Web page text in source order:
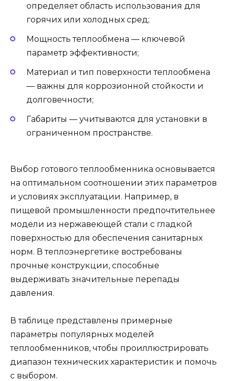
определяет область использования для
горячих или холодных сред;
Мощность теплообмена — ключевой
параметр эффективности;
Материал и тип поверхности теплообмена
— важны для коррозионной стойкости и
долговечности;
Габариты — учитываются для установки в
ограниченном пространстве.
Выбор готового теплообменника основывается
на оптимальном соотношении этих параметров
и условиях эксплуатации. Например, в
пищевой промышленности предпочтительнее
модели из нержавеющей стали с гладкой
поверхностью для обеспечения санитарных
норм. В теплоэнергетике востребованы
прочные конструкции, способные
выдерживать значительные перепады
давления.
В таблице представлены примерные
параметры популярных моделей
теплообменников, чтобы проиллюстрировать
диапазон технических характеристик и помочь
с выбором.